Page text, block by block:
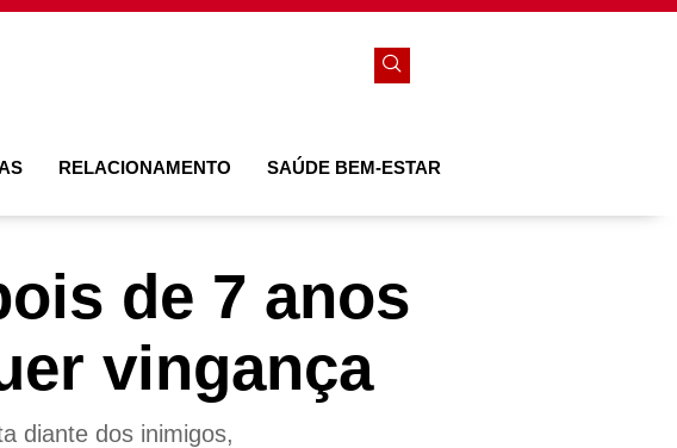
RELACIONAMENTO SAÚDE BEM-ESTAR
de 7 anos
vingança
diante dos inimigos,